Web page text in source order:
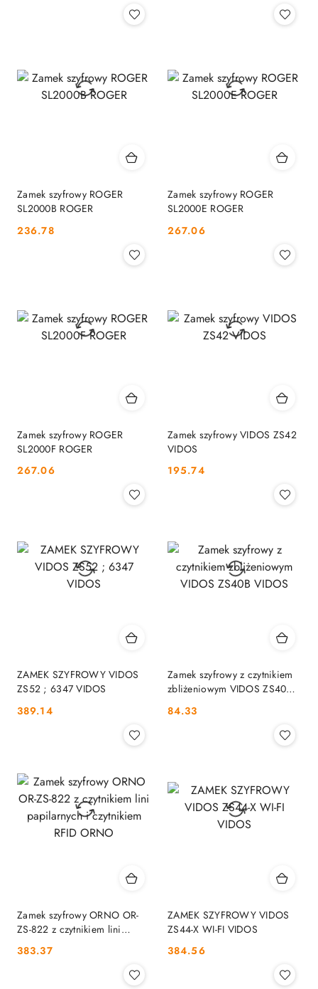
Zamek szyfrowy ROGER
SL2000B ROGER
Cena:
236.78
Zamek szyfrowy ROGER
SL2000E ROGER
Cena:
267.06
Zamek szyfrowy ROGER
SL2000F ROGER
Cena:
267.06
Zamek szyfrowy VIDOS ZS42
VIDOS
Cena:
195.74
ZAMEK SZYFROWY VIDOS
ZS52 ; 6347 VIDOS
Cena:
389.14
Zamek szyfrowy z czytnikiem
zbliżeniowym VIDOS ZS40B
Cena:
84.33
Zamek szyfrowy ORNO OR-
ZS-822 z czytnikiem lini
ORNO
Cena:
383.37
ZAMEK SZYFROWY VIDOS
ZS44-X WI-FI VIDOS
Cena:
384.56